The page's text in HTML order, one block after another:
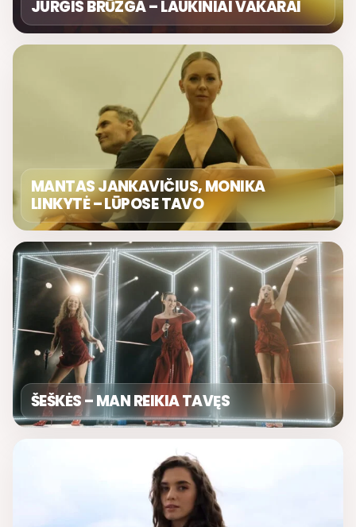
JURGIS BRŪZGA – LAUKINIAI VAKARAI
MANTAS JANKAVIČIUS, MONIKA
LINKYTĖ – LŪPOSE TAVO
ŠEŠKĖS – MAN REIKIA TAVĘS